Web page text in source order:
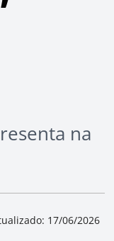
na
17/06/2026